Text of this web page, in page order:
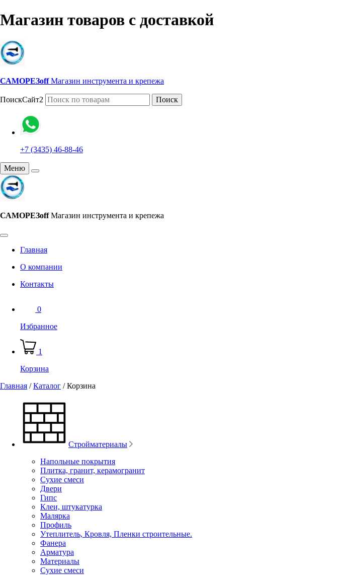
Магазин товаров с доставкой
САМОРЕЗoff Магазин инструмента и крепежа
ПоискСайт2 Поиск
+7 (3435) 46-88-46
Меню
САМОРЕЗoff Магазин инструмента и крепежа
Главная
О компании
Контакты
0
Избранное
1
Корзина
Главная /Каталог /Корзина
Стройматериалы
Напольные покрытия
Плитка, гранит, керамогранит
Сухие смеси
Двери
Гипс
Клеи, штукатурка
Малярка
Профиль
Утеплитель, Кровля, Пленки строительные.
Фанера
Арматура
Материалы
Сухие смеси